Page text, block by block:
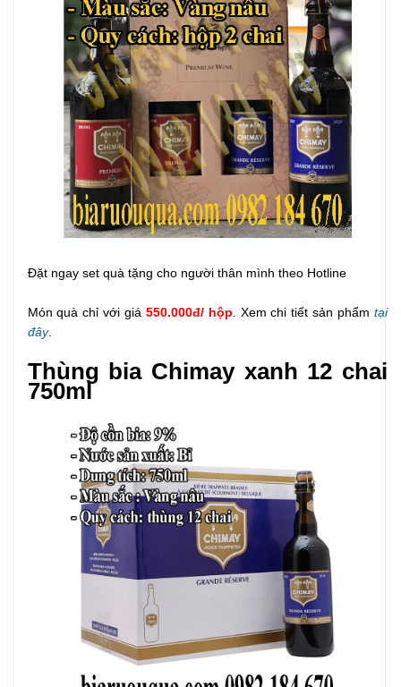
Đặt ngay set quà tặng cho người thân mình theo Hotline
Món quà chỉ với giá 550.000đ/ hộp . Xem chi tiết sản phẩm tại
đây.
Thùng bia Chimay xanh 12 chai
750ml